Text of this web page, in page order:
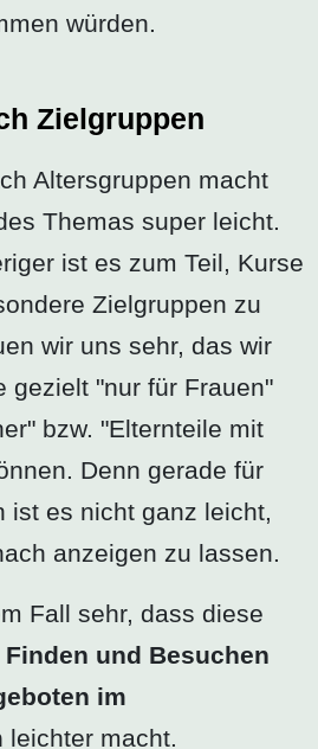
würden.
Zielgruppen
Altersgruppen macht
Themas super leicht.
ist es zum Teil, Kurse
Zielgruppen zu
wir uns sehr, das wir
gezielt "nur für Frauen"
bzw. "Elternteile mit
Denn gerade für
ist es nicht ganz leicht,
anzeigen zu lassen.
Fall sehr, dass diese
Finden und Besuchen
im
leichter macht.